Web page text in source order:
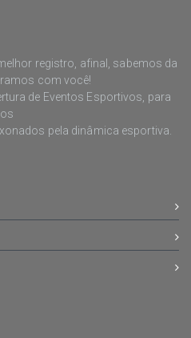
registro, afinal, sabemos da
com você!
de Eventos Esportivos, para
pela dinâmica esportiva.